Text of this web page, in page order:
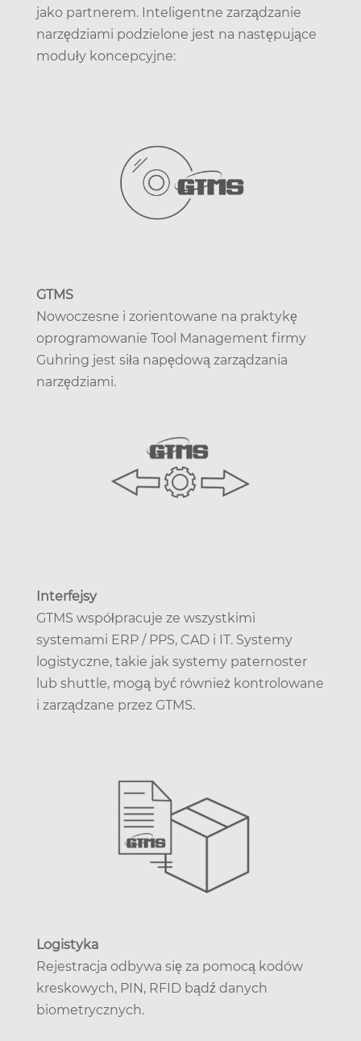
jako partnerem. Inteligentne zarządzanie
narzędziami podzielone jest na następujące
moduły koncepcyjne:
GTMS
Nowoczesne i zorientowane na praktykę
oprogramowanie Tool Management firmy
Guhring jest siła napędową zarządzania
narzędziami.
Interfejsy
GTMS współpracuje ze wszystkimi
systemami ERP / PPS, CAD i IT. Systemy
logistyczne, takie jak systemy paternoster
lub shuttle, mogą być również kontrolowane
i zarządzane przez GTMS.
Logistyka
Rejestracja odbywa się za pomocą kodów
kreskowych, PIN, RFID bądź danych
biometrycznych.